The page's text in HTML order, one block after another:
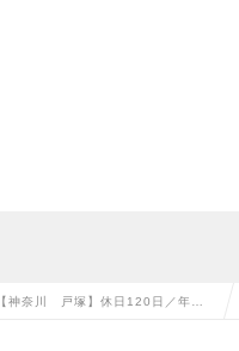
【神奈川 戸塚】休日120日／年収4